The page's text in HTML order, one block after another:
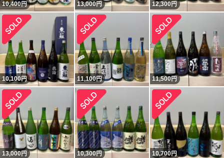
10,400円 13,000円 12,300円
10,100円 11,100円 11,500円
13,000円 10,300円 10,700円